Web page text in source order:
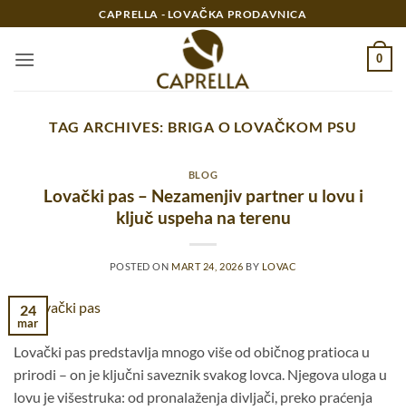
na
sadržaj
CAPRELLA - LOVAČKA PRODAVNICA
0
TAG ARCHIVES: BRIGA O LOVAČKOM PSU
BLOG
Lovački pas – Nezamenjiv partner u lovu i
ključ uspeha na terenu
POSTED ON MART 24, 2026 BY LOVAC
24
mar
Lovački pas predstavlja mnogo više od običnog pratioca u
prirodi – on je ključni saveznik svakog lovca. Njegova uloga u
lovu je višestruka: od pronalaženja divljači, preko praćenja